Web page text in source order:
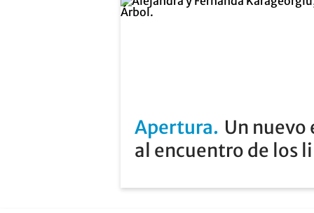
Apertura
Un nuevo
al encuentro de los